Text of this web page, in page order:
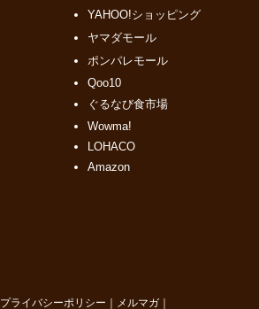
YAHOO!ショッピング
ヤマダモール
ポンパレモール
Qoo10
ぐるなび食市場
Wowma!
LOHACO
Amazon
プライバシーポリシー ｜ メルマガ ｜